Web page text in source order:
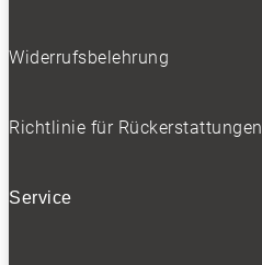
Widerrufsbelehrung
Richtlinie für Rückerstattungen
Service